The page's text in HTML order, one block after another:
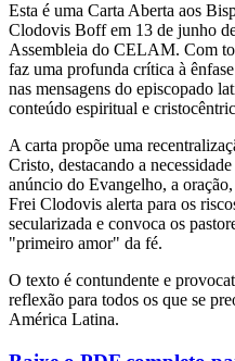
Esta é uma Carta Aberta aos
Clodovis Boff em 13 de junho
Assembleia do CELAM. Com
faz uma profunda crítica à
nas mensagens do episcopado
conteúdo espiritual e
A carta propõe uma
Cristo, destacando a
anúncio do Evangelho, a
Frei Clodovis alerta para os
secularizada e convoca os
"primeiro amor" da fé.
O texto é contundente e
reflexão para todos os que se
América Latina.